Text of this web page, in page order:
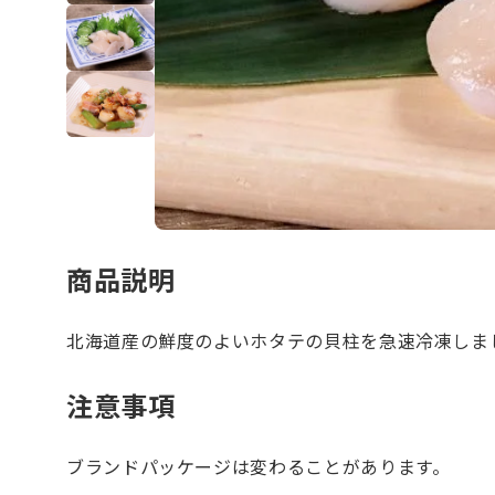
商品説明
北海道産の鮮度のよいホタテの貝柱を急速冷凍しま
注意事項
ブランドパッケージは変わることがあります。